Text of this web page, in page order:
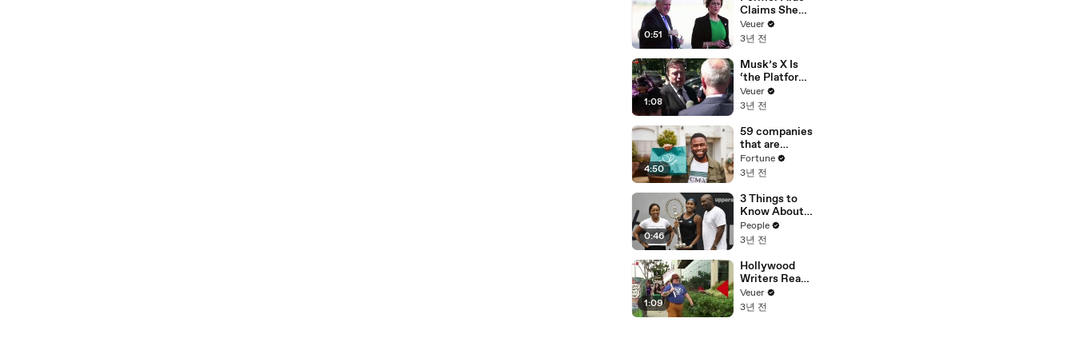
0:51
Claims She
Was Asked to
Make a ‘Hit
Trump
Veuer
3년 전
1:08
Musk’s X Is
‘the Platform
With the
Largest Ratio
Misinformatio
n or
Disinformatio
n’ Amongst
All Social
Media
Platforms
Veuer
3년 전
4:50
59 companies
that are
changing the
world: From
Chobani
Fortune
3년 전
0:46
3 Things to
Know About
Coco Gauff's
Parents
People
3년 전
1:09
Hollywood
Writers Reach
‘Tentative
Agreement’
Veuer
3년 전